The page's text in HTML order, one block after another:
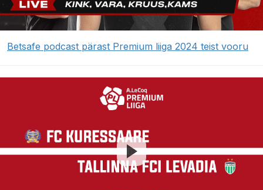
Betsafe podcast pärast Premium liiga 2024 teist vooru